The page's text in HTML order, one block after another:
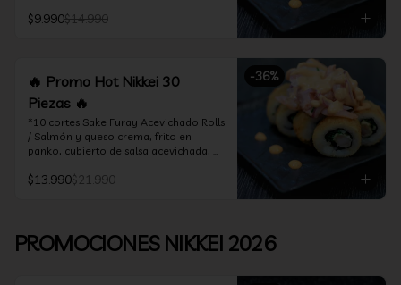
$9.990$14.990
-36%
🔥 Promo Hot Nikkei 30
Piezas 🔥
*10 cortes Sake Furay Acevichado Rolls
/ Salmón y queso crema, frito en
panko, cubierto de salsa acevichada,
*10 cortes Maguro Acevichado Rolls /
$13.990$21.990
PROMOCIONES NIKKEI 2026